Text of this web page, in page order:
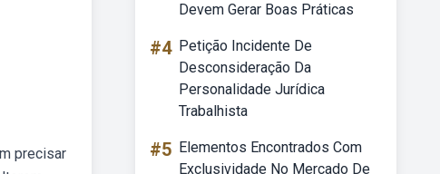
precisar
Devem Gerar Boas Práticas
#4 Petição Incidente De
Desconsideração Da
Personalidade Jurídica
Trabalhista
#5 Elementos Encontrados Com
Exclusividade No Mercado De